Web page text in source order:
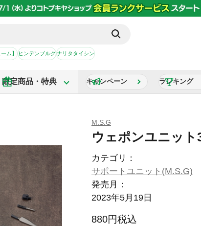
ム】ヒンデンブルクナリタタイシン
限定商品・特典 キャンペーン ランキング
M.S.G
ウェポンユニット
カテゴリ：
サポートユニット(M.S.G)
発売月：
2023年5月19日
880円税込